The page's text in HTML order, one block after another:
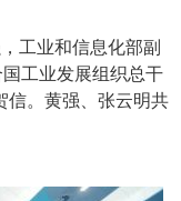
工业和信息化部副
工业发展组织总干
信。黄强、张云明共